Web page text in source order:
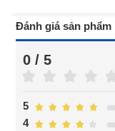
Đánh giá sản phẩm
0 / 5
4
5